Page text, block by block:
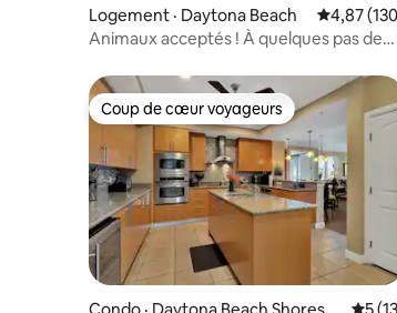
Logement · Daytona Beach Note
4,87
Animaux acceptés ! À quelques pas de
Coup de cœur voyageurs
Coup de cœur voyageurs